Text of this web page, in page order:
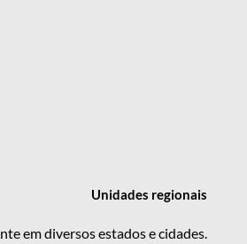
Unidades regionais
em diversos estados e cidades.